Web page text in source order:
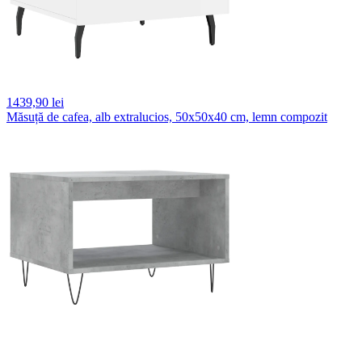
1439,90 lei
Măsuță de cafea, alb extralucios, 50x50x40 cm, lemn compozit